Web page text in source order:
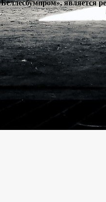
является